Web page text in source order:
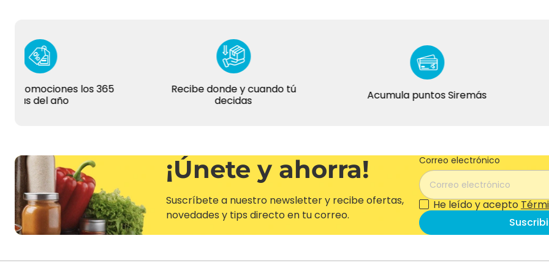
los 365
del año
Recibe donde y cuando tú
decidas
Acumula puntos Siremás
¡Únete y ahorra!
Suscríbete a nuestro newsletter y recibe ofertas,
novedades y tips directo en tu correo.
Correo electrónico
He leído y acepto